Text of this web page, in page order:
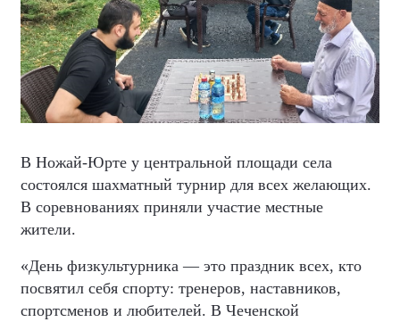
В Ножай-Юрте у центральной площади села
состоялся шахматный турнир для всех желающих.
В соревнованиях приняли участие местные
жители.
«День физкультурника — это праздник всех, кто
посвятил себя спорту: тренеров, наставников,
спортсменов и любителей. В Чеченской